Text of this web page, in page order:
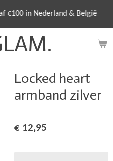
€100 in Nederland & België
Locked heart
armband zilver
€ 12,95